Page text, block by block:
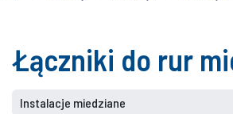
Łączniki do rur
Instalacje miedziane